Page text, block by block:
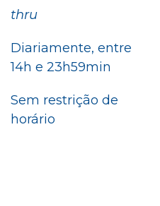
thru
Diariamente, entre
14h e 23h59min
Sem restrição de
horário